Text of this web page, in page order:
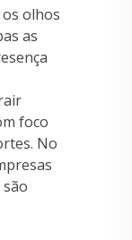
olhos
as
foco
No